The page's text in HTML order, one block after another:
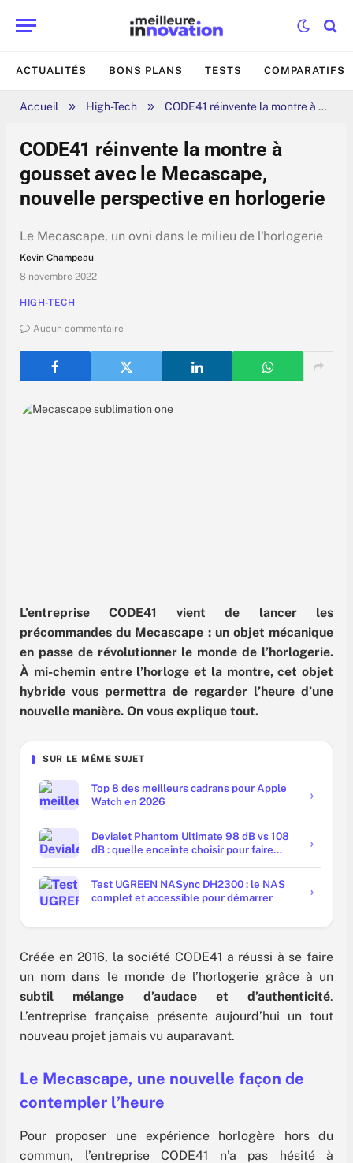
ACTUALITÉS BONS PLANS TESTS COMPARATIFS
Accueil » High-Tech » CODE41 réinvente la montre à gousset avec le Mecascape, nouvelle perspective en horlogerie
CODE41 réinvente la montre à
gousset avec le Mecascape,
nouvelle perspective en horlogerie
Le Mecascape, un ovni dans le milieu de l'horlogerie
Kevin Champeau
8 novembre 2022
HIGH-TECH
Aucun commentaire
L’entreprise CODE41 vient de lancer les
précommandes du Mecascape : un objet mécanique
en passe de révolutionner le monde de l’horlogerie.
À mi-chemin entre l’horloge et la montre, cet objet
hybride vous permettra de regarder l’heure d’une
nouvelle manière. On vous explique tout.
SUR LE MÊME SUJET
Top 8 des meilleurs cadrans pour Apple
Watch en 2026
Devialet Phantom Ultimate 98 dB vs 108
dB : quelle enceinte choisir pour faire
Test UGREEN NASync DH2300 : le NAS
complet et accessible pour démarrer
Créée en 2016, la société CODE41 a réussi à se faire
un nom dans le monde de l’horlogerie grâce à un
subtil mélange d’audace et d’authenticité.
L’entreprise française présente aujourd’hui un tout
nouveau projet jamais vu auparavant.
Le Mecascape, une nouvelle façon de
contempler l’heure
Pour proposer une expérience horlogère hors du
commun, l’entreprise CODE41 n’a pas hésité à